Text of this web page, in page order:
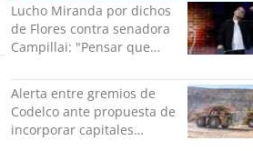
Lucho Miranda por dichos
de Flores contra senadora
Campillai: "Pensar que
es una forma de quitar
dignidad"
Alerta entre gremios de
Codelco ante propuesta de
incorporar capitales